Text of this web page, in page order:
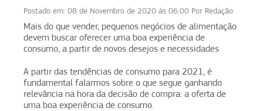
Postado em: 08 de Novembro de 2020 às 06:00 Por Redação
Mais do que vender, pequenos negócios de alimentação
devem buscar oferecer uma boa experiência de
consumo, a partir de novos desejos e necessidades
A partir das tendências de consumo para 2021, é
fundamental falarmos sobre o que segue ganhando
relevância na hora da decisão de compra: a oferta de
uma boa experiência de consumo.